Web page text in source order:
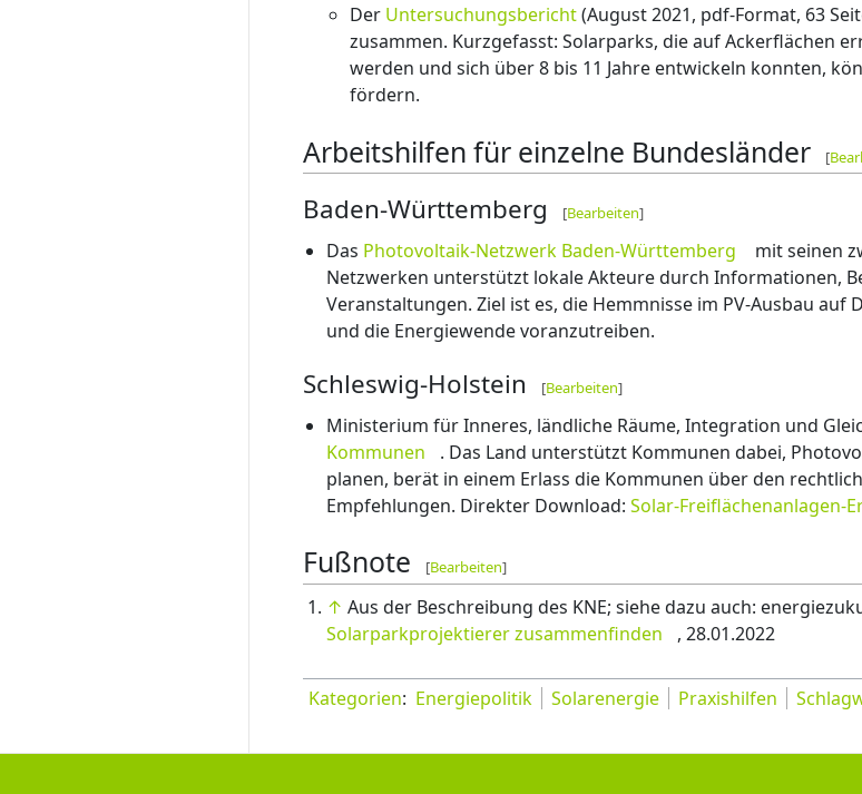
Der Untersuchungsbericht(August 2021, pdf-Format, 63
zusammen. Kurzgefasst: Solarparks, die auf Ackerflächen
werden und sich über 8 bis 11 Jahre entwickeln konnten,
fördern.
Arbeitshilfen für einzelne Bundesländer [
Baden-Württemberg [Bearbeiten]
Das Photovoltaik-Netzwerk Baden-Württemberg
mit seinen
Netzwerken unterstützt lokale Akteure durch Informationen,
Veranstaltungen. Ziel ist es, die Hemmnisse im PV-Ausbau
und die Energiewende voranzutreiben.
Schleswig-Holstein [Bearbeiten]
Ministerium für Inneres, ländliche Räume, Integration und
Kommunen
. Das Land unterstützt Kommunen dabei,
planen, berät in einem Erlass die Kommunen über den
Empfehlungen. Direkter Download: Solar-Freiflächenanlagen-
Fußnote [Bearbeiten]
↑ Aus der Beschreibung des KNE; siehe dazu auch:
Solarparkprojektierer zusammenfinden
, 28.01.2022
Kategorien: Energiepolitik Solarenergie Praxishilfen